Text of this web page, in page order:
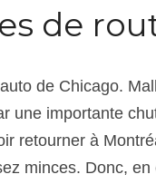
de
de Chicago.
une importante
retourner à
minces. Donc,